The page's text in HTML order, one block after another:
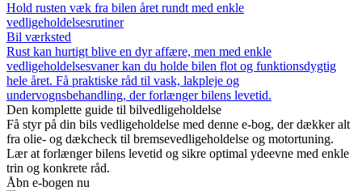
Hold rusten væk fra bilen året rundt med enkle
vedligeholdelsesrutiner
Bil værksted
Rust kan hurtigt blive en dyr affære, men med enkle
vedligeholdelsesvaner kan du holde bilen flot og funktionsdygtig
hele året. Få praktiske råd til vask, lakpleje og
undervognsbehandling, der forlænger bilens levetid.
Den komplette guide til bilvedligeholdelse
Få styr på din bils vedligeholdelse med denne e-bog, der dækker alt
fra olie- og dækcheck til bremsevedligeholdelse og motortuning.
Lær at forlænger bilens levetid og sikre optimal ydeevne med enkle
trin og konkrete råd.
Åbn e-bogen nu